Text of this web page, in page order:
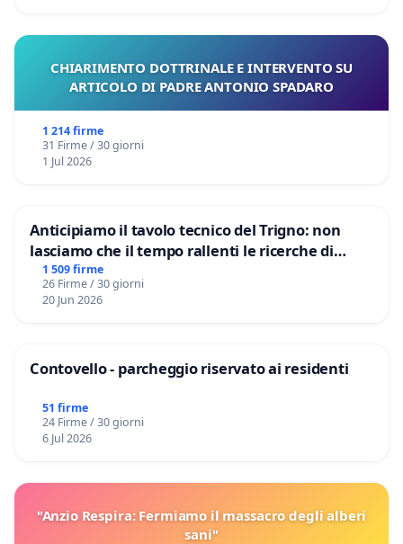
CHIARIMENTO DOTTRINALE E INTERVENTO SU
ARTICOLO DI PADRE ANTONIO SPADARO
1 214 firme
31 Firme / 30 giorni
1 Jul 2026
Anticipiamo il tavolo tecnico del Trigno: non
lasciamo che il tempo rallenti le ricerche di
Domenico Racanati
1 509 firme
26 Firme / 30 giorni
20 Jun 2026
Contovello - parcheggio riservato ai residenti
51 firme
24 Firme / 30 giorni
6 Jul 2026
"Anzio Respira: Fermiamo il massacro degli alberi
sani"